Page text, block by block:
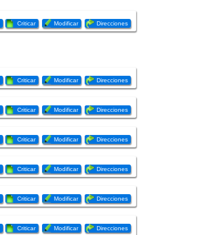
Criticar Modificar Direcciones
Criticar Modificar Direcciones
Criticar Modificar Direcciones
Criticar Modificar Direcciones
Criticar Modificar Direcciones
Criticar Modificar Direcciones
Criticar Modificar Direcciones